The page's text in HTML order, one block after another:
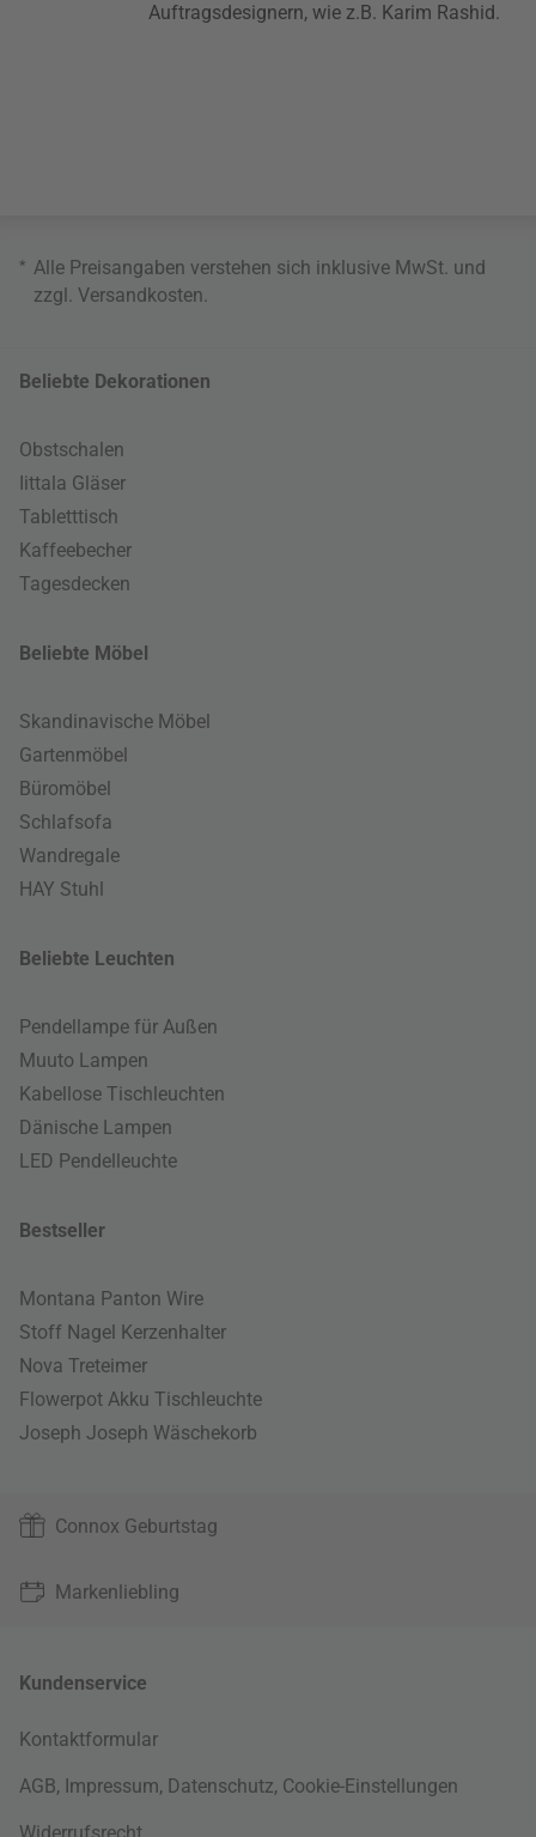
Auftragsdesignern, wie z.B. Karim Rashid.
* Alle Preisangaben verstehen sich inklusive MwSt. und
zzgl. Versandkosten
Beliebte Dekorationen
Obstschalen
Iittala Gläser
Tabletttisch
Kaffeebecher
Tagesdecken
Beliebte Möbel
Skandinavische Möbel
Gartenmöbel
Büromöbel
Schlafsofa
Wandregale
HAY Stuhl
Beliebte Leuchten
Pendellampe für Außen
Muuto Lampen
Kabellose Tischleuchten
Dänische Lampen
LED Pendelleuchte
Bestseller
Montana Panton Wire
Stoff Nagel Kerzenhalter
Nova Treteimer
Flowerpot Akku Tischleuchte
Joseph Joseph Wäschekorb
Connox Geburtstag
Markenliebling
Kundenservice
Kontaktformular
AGB, Impressum, Datenschutz, Cookie-Einstellungen